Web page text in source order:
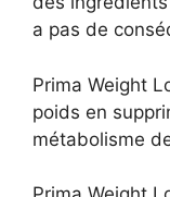
a pas de
Prima Weight
poids en
métabolisme